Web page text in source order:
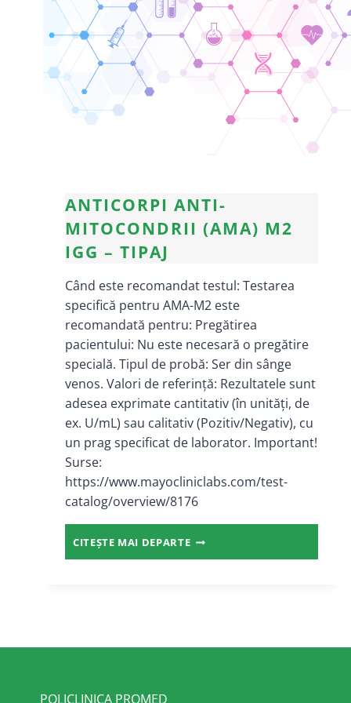
ANTICORPI ANTI-
MITOCONDRII (AMA) M2
IGG – TIPAJ
Când este recomandat testul: Testarea
specifică pentru AMA-M2 este
recomandată pentru: Pregătirea
pacientului: Nu este necesară o pregătire
specială. Tipul de probă: Ser din sânge
venos. Valori de referință: Rezultatele sunt
adesea exprimate cantitativ (în unități, de
ex. U/mL) sau calitativ (Pozitiv/Negativ), cu
un prag specificat de laborator. Important!
Surse:
https://www.mayocliniclabs.com/test-
catalog/overview/8176
CITEȘTE MAI DEPARTEANTICORPI
TIPAJ
POLICLINICA PROMED